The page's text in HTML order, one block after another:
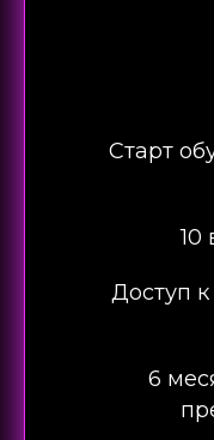
Старт
10
Доступ
6